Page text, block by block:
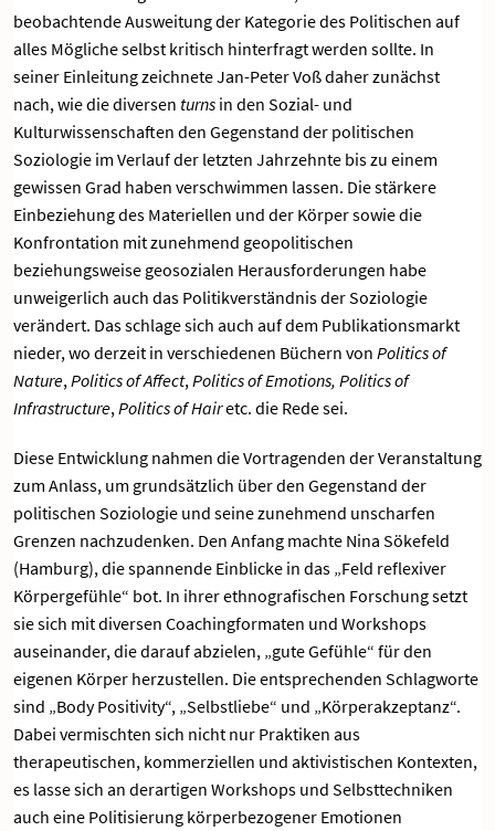
beobachtende Ausweitung der Kategorie des Politischen auf
alles Mögliche selbst kritisch hinterfragt werden sollte. In
seiner Einleitung zeichnete Jan-Peter Voß daher zunächst
nach, wie die diversen turns in den Sozial- und
Kulturwissenschaften den Gegenstand der politischen
Soziologie im Verlauf der letzten Jahrzehnte bis zu einem
gewissen Grad haben verschwimmen lassen. Die stärkere
Einbeziehung des Materiellen und der Körper sowie die
Konfrontation mit zunehmend geopolitischen
beziehungsweise geosozialen Herausforderungen habe
unweigerlich auch das Politikverständnis der Soziologie
verändert. Das schlage sich auch auf dem Publikationsmarkt
nieder, wo derzeit in verschiedenen Büchern von Politics of
Nature,Politicsof Affect,Politicsof Emotions, Politics of
Infrastructure,Politicsof Hairetc. die Rede sei.
Diese Entwicklung nahmen die Vortragenden der Veranstaltung
zum Anlass, um grundsätzlich über den Gegenstand der
politischen Soziologie und seine zunehmend unscharfen
Grenzen nachzudenken. Den Anfang machte Nina Sökefeld
(Hamburg), die spannende Einblicke in das „Feld reflexiver
Körpergefühle“ bot. In ihrer ethnografischen Forschung setzt
sie sich mit diversen Coachingformaten und Workshops
auseinander, die darauf abzielen, „gute Gefühle“ für den
eigenen Körper herzustellen. Die entsprechenden Schlagworte
sind „Body Positivity“, „Selbstliebe“ und „Körperakzeptanz“.
Dabei vermischten sich nicht nur Praktiken aus
therapeutischen, kommerziellen und aktivistischen Kontexten,
es lasse sich an derartigen Workshops und Selbsttechniken
auch eine Politisierung körperbezogener Emotionen